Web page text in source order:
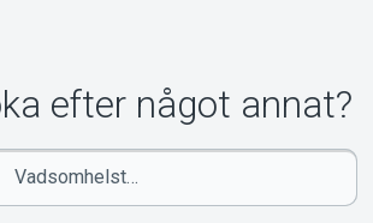
efter något annat?